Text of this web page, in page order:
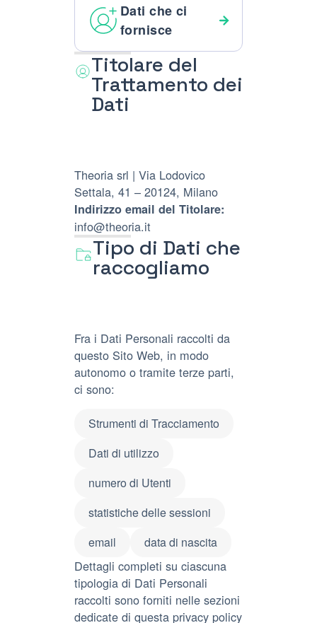
Dati che ci
fornisce
Titolare del
Trattamento dei
Dati
Theoria srl | Via Lodovico
Settala, 41 – 20124, Milano
Indirizzo email del Titolare:
info@theoria.it
Tipo di Dati che
raccogliamo
Fra i Dati Personali raccolti da
questo Sito Web, in modo
autonomo o tramite terze parti,
ci sono:
Strumenti di Tracciamento
Dati di utilizzo
numero di Utenti
statistiche delle sessioni
email
data di nascita
Dettagli completi su ciascuna
tipologia di Dati Personali
raccolti sono forniti nelle sezioni
dedicate di questa privacy policy